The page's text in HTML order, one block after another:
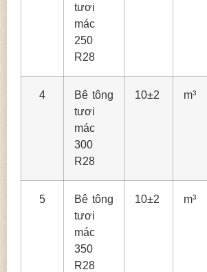
tươi
mác
250
R28
4
Bê tông
tươi
mác
300
R28
10±2 m³
5
Bê tông
tươi
mác
350
R28
10±2 m³